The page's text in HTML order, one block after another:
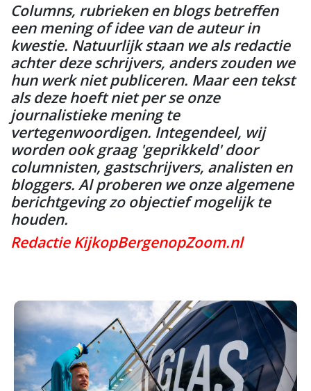
Columns, rubrieken en blogs betreffen
een mening of idee van de auteur in
kwestie. Natuurlijk staan we als redactie
achter deze schrijvers, anders zouden we
hun werk niet publiceren. Maar een tekst
als deze hoeft niet per se onze
journalistieke mening te
vertegenwoordigen. Integendeel, wij
worden ook graag 'geprikkeld' door
columnisten, gastschrijvers, analisten en
bloggers. Al proberen we onze algemene
berichtgeving zo objectief mogelijk te
houden.
Redactie KijkopBergenopZoom.nl